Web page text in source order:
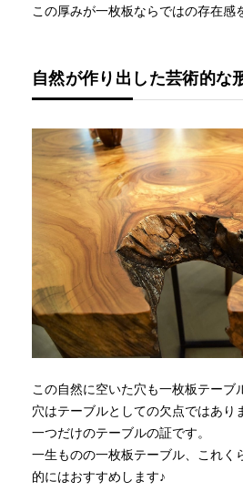
この厚みが一枚板ならではの存在感
自然が作り出した芸術的な
この自然に空いた穴も一枚板テーブ
穴はテーブルとしての欠点ではあり
一つだけのテーブルの証です。
一生ものの一枚板テーブル、これく
的にはおすすめします♪